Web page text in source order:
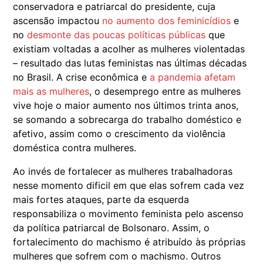
conservadora e patriarcal do presidente, cuja
ascensão impactou no aumento dos feminicídios e
nodesmonte das poucas políticas públicas que
existiam voltadas a acolher as mulheres violentadas
– resultado das lutas feministas nas últimas décadas
no Brasil. A crise econômica ea pandemia afetam
mais as mulheres, o desemprego entre as mulheres
vive hoje o maior aumento nos últimos trinta anos,
se somando a sobrecarga do trabalho doméstico e
afetivo, assim como o crescimento da violência
doméstica contra mulheres.
Ao invés de fortalecer as mulheres trabalhadoras
nesse momento dificil em que elas sofrem cada vez
mais fortes ataques, parte da esquerda
responsabiliza o movimento feminista pelo ascenso
da política patriarcal de Bolsonaro. Assim, o
fortalecimento do machismo é atribuído às próprias
mulheres que sofrem com o machismo. Outros